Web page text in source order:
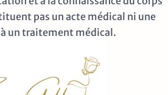
pas un acte médical ni une
un traitement médical.